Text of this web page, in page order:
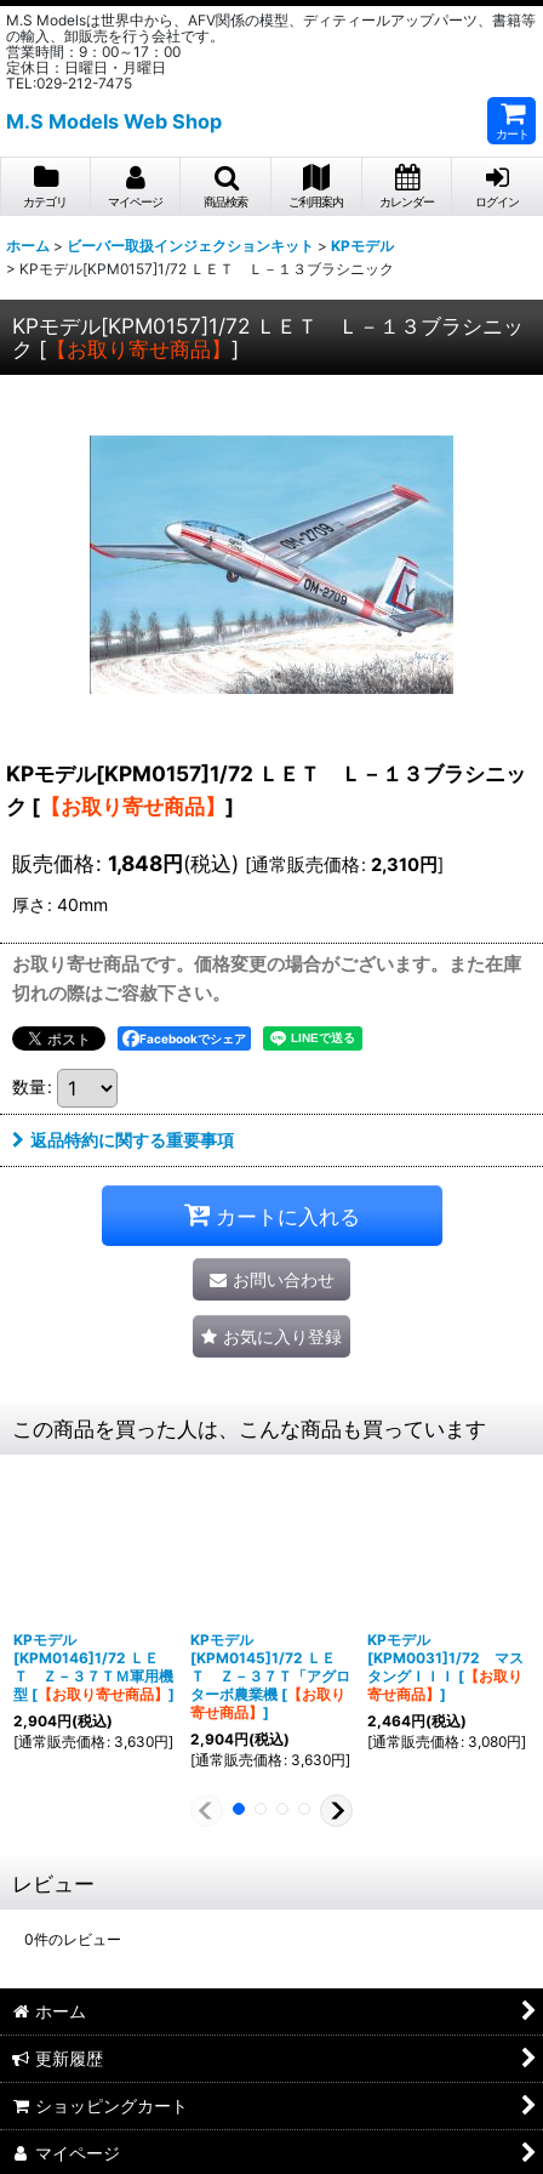
M.S Modelsは世界中から、AFV関係の模型、ディティールアップパーツ、書籍等
の輸入、卸販売を行う会社です。
営業時間：9：00～17：00
定休日：日曜日・月曜日
TEL:029-212-7475
M.S Models Web Shop
カート
カテゴリ マイページ 商品検索 ご利用案内 カレンダー ログイン
ホーム > ビーバー取扱インジェクションキット > KPモデル
> KPモデル[KPM0157]1/72 ＬＥＴ Ｌ－１３ブラシニック
KPモデル[KPM0157]1/72 ＬＥＴ Ｌ－１３ブラシニッ
ク [ 【お取り寄せ商品】 ]
KPモデル[KPM0157]1/72 ＬＥＴ Ｌ－１３ブラシニッ
ク [ 【お取り寄せ商品】 ]
販売価格: 1,848円(税込) [通常販売価格: 2,310円]
厚さ : 40mm
お取り寄せ商品です。価格変更の場合がございます。また在庫
切れの際はご容赦下さい。
Facebookでシェア
数量:
返品特約に関する重要事項
カートに入れる
お問い合わせ
お気に入り登録
この商品を買った人は、こんな商品も買っています
KPモデル
[KPM0146]1/72 ＬＥ
Ｔ Ｚ－３７ＴＭ軍用機
型 [ 【お取り寄せ商品】 ]
2,904円(税込)
[通常販売価格: 3,630円]
KPモデル
[KPM0145]1/72 ＬＥ
Ｔ Ｚ－３７Ｔ「アグロ
ターボ農業機 [ 【お取り
寄せ商品】 ]
2,904円(税込)
[通常販売価格: 3,630円]
KPモデル
[KPM0031]1/72 マス
タングＩＩＩ [ 【お取り
寄せ商品】 ]
2,464円(税込)
[通常販売価格: 3,080円]
レビュー
0件のレビュー
ホーム
更新履歴
ショッピングカート
マイページ